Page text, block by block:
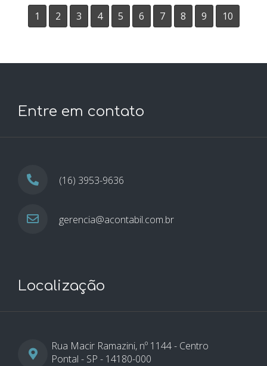
1 2 3 4 5 6 7 8 9 10
Entre em contato
(16) 3953-9636
gerencia@acontabil.com.br
Localização
Rua Macir Ramazini, nº 1144 - Centro
Pontal - SP - 14180-000